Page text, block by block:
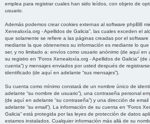
emplea para registrar cuales han sido leídos, con objeto de
usuario.
Además podemos crear cookies externas al software phpBB
Xenealoxía.org - Apellidos de Galicia”, las cuales exceden el
que solamente se refiere a las páginas creadas por el
mediante la que obtenemos su información es mediante lo
ser, y no limitado a: envíos como usuario anónimo (de aquí en
su registro en “Foros Xenealoxía.org - Apellidos de Galicia” (de
cuenta”) y mensajes enviados por usted después de
identificado (de aquí en adelante “sus mensajes”).
Su cuenta como mínimo constará de un nombre único de
adelante “su nombre de usuario”), una contraseña personal
(de aquí en adelante “su contraseña”) y una dirección de
adelante “su email”). La información de su cuenta en “Foros
Galicia” está protegida por las leyes de protección de datos
estamos instalados. Cualquier información más allá de su